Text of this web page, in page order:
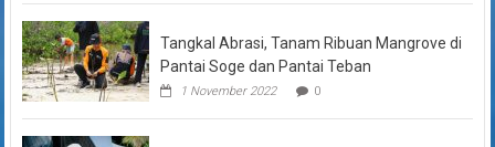
Tangkal Abrasi, Tanam Ribuan Mangrove di
Pantai Soge dan Pantai Teban
1 November 2022 0